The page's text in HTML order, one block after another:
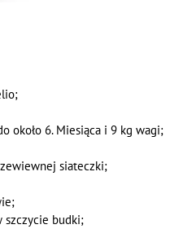
około 6. Miesiąca i 9 kg wagi;
siateczki;
szczycie budki;